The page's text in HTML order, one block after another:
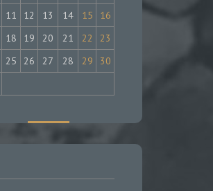
11 12 13 14 15
16
18 19 20 21 22
23
25 26 27 28 29
30